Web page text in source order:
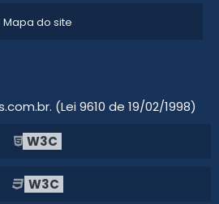
Mapa do site
(Lei 9610 de 19/02/1998)
W3C
W3C